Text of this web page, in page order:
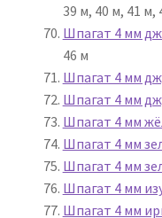
39 м, 40 м, 41 м,
Шпагат 4 мм
46 м
Шпагат 4 мм
Шпагат 4 мм
Шпагат 4 мм
Шпагат 4 мм
Шпагат 4 мм
Шпагат 4 мм
Шпагат 4 мм